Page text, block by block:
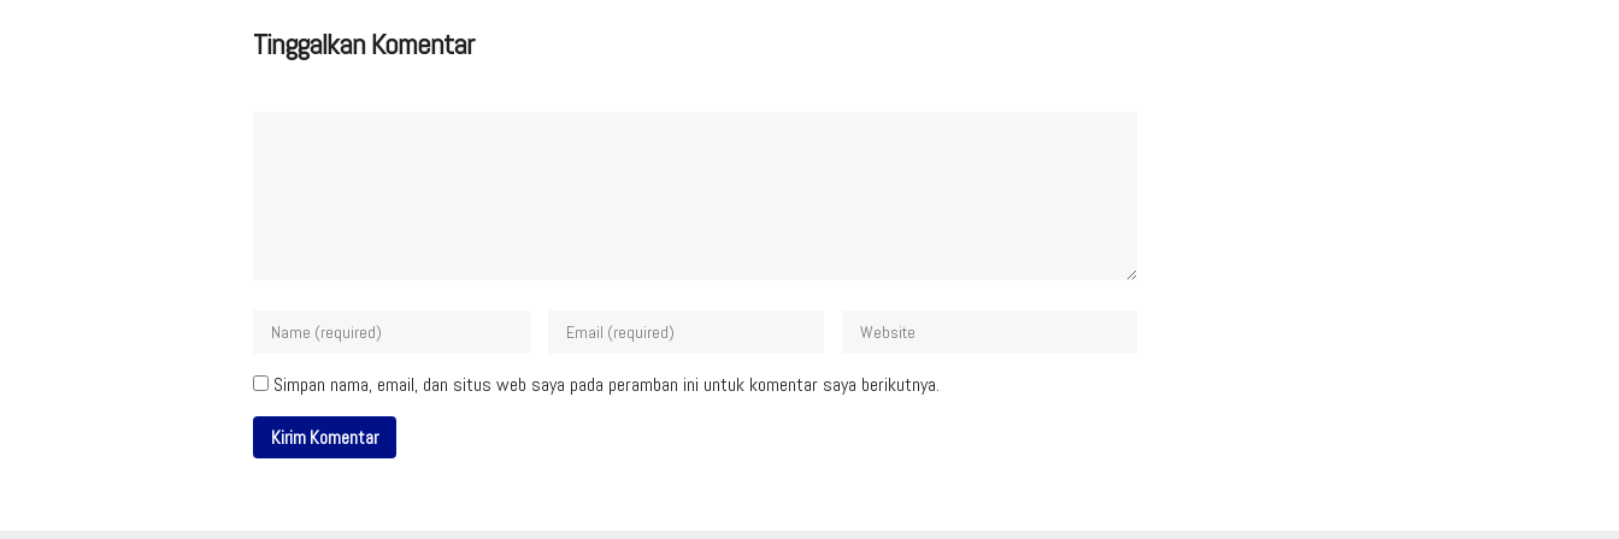
Tinggalkan Komentar
Simpan nama, email, dan situs web saya pada peramban ini untuk komentar saya berikutnya.